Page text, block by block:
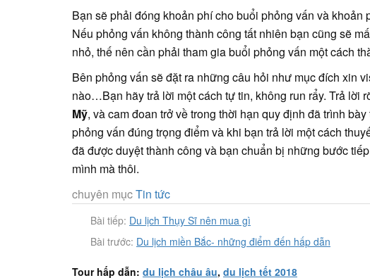
Bạn sẽ phải đóng khoản phí cho buổi phỏng vấn và
Nếu phỏng vấn không thành công tất nhiên bạn cũng sẽ
nhỏ, thế nên cần phải tham gia buổi phỏng vấn một cách
Bên phỏng vấn sẽ đặt ra những câu hỏi như mục đích xin
nào…Bạn hãy trả lời một cách tự tin, không run rẩy. Trả lời
Mỹ, và cam đoan trở về trong thời hạn quy định đã trình
phỏng vấn đúng trọng điểm và khi bạn trả lời một cách
đã được duyệt thành công và bạn chuẩn bị những bước
mình mà thôi.
chuyên mụcTin tức
Bài tiếp: Du lịch Thụy Sĩ nên mua gì
Bài trước: Du lịch miền Bắc- những điểm đến hấp dẫn
Tour hấp dẫn: du lịch châu âu, du lịch tết 2018